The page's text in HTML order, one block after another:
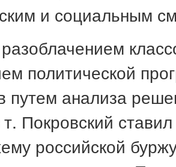
и социальным
политической
путем анализа
Покровский
российской